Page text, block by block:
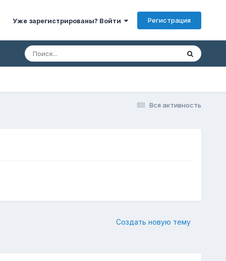
Уже зарегистрированы? Войти Регистрация
Вся активность
Создать новую тему